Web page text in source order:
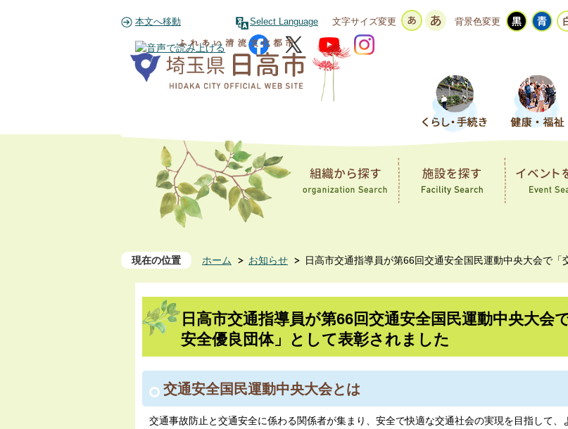
本文へ移動 Select Language 文字サイズ変更 背景色変更
現在の位置 ホーム お知らせ 日高市交通指導員が第66回交通安全国民運動中央大会で
日高市交通指導員が第66回交通安全国民運動中央大会
安全優良団体」として表彰されました
交通安全国民運動中央大会とは
交通事故防止と交通安全に係わる関係者が集まり、安全で快適な交通社会の実現を目指して、